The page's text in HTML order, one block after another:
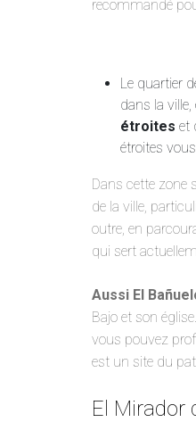
recommandé
Le quartier
dans la
étroites et
étroites
Dans cette zone
de la ville,
outre, en
qui sert
Aussi El
Bajo et son
vous pouvez
est un site du
El Mirador